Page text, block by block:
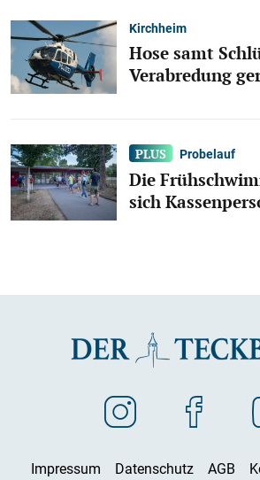
Kirchheim
Hose samt
Verabredung
Probelauf
Die
sich
Impressum Datenschutz AGB